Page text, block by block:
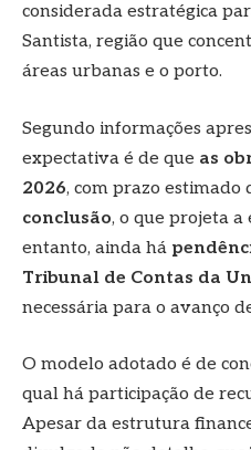
considerada estratégica
Santista, região que
áreas urbanas e o porto.
Segundo informações
expectativa é de que as
2026, com prazo estimado
conclusão, o que projeta a
entanto, ainda há
Tribunal de Contas da
necessária para o avanço
O modelo adotado é de
qual há participação de
Apesar da estrutura